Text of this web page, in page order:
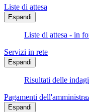
Liste di attesa
Espandi
Liste di attesa - in
Servizi in rete
Espandi
Risultati delle
Pagamenti
Espandi